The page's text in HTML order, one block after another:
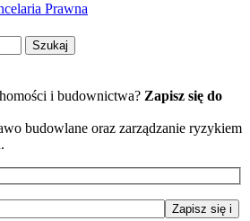
Szukaj
i budownictwa? Zapisz się do
budowlane oraz zarządzanie ryzykiem
Zapisz się i